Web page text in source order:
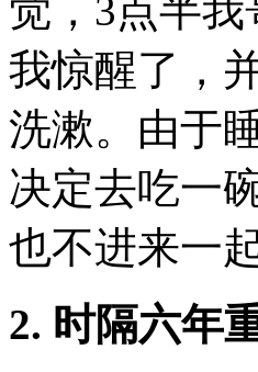
觉， 3点半
我惊醒了，
洗漱。由于
决定去吃一
也不进来一
2. 时隔六年